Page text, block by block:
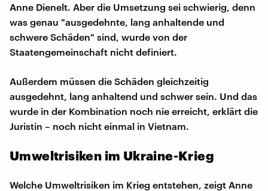
Anne Dienelt. Aber die Umsetzung sei schwierig, denn
was genau "ausgedehnte, lang anhaltende und
schwere Schäden" sind, wurde von der
Staatengemeinschaft nicht definiert.
Außerdem müssen die Schäden gleichzeitig
ausgedehnt, lang anhaltend und schwer sein. Und das
wurde in der Kombination noch nie erreicht, erklärt die
Juristin – noch nicht einmal in Vietnam.
Umweltrisiken im Ukraine-Krieg
Welche Umweltrisiken im Krieg entstehen, zeigt Anne